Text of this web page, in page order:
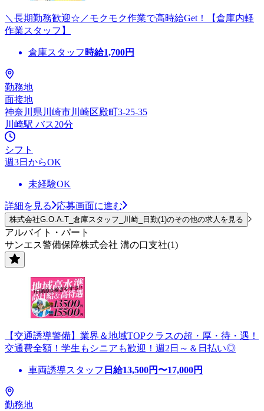
＼長期勤務歓迎☆／モクモク作業で高時給Get！【倉庫内軽
作業スタッフ】
倉庫スタッフ 時給1,700円
勤務地
面接地
神奈川県川崎市川崎区殿町3-25-35
川崎駅 バス20分
シフト
週3日からOK
未経験OK
詳細を見る 応募画面に進む
株式会社G.O.A.T_倉庫スタッフ_川崎_日勤(1)のその他の求人を見る
アルバイト・パート
サンエス警備保障株式会社 溝の口支社(1)
【交通誘導警備】業界＆地域TOPクラスの超・厚・待・遇！
交通費全額！学生もシニアも歓迎！週2日～＆日払い◎
車両誘導スタッフ 日給13,500円〜17,000円
勤務地